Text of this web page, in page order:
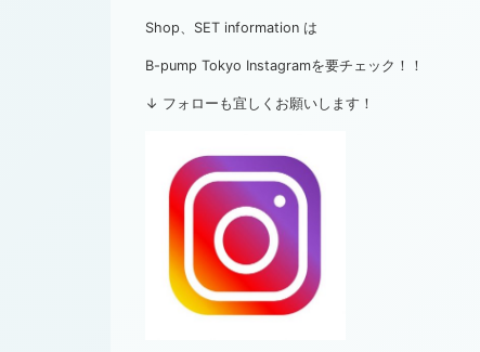
Shop、SET information は
B-pump Tokyo Instagramを要チェック！！
↓ フォローも宜しくお願いします！